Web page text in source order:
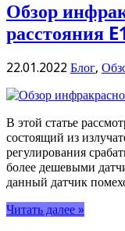
Обзор
расстояния
22.01.2022 Блог,
В этой статье
состоящий из
регулирования
более дешевыми
данный датчик
Читать далее »